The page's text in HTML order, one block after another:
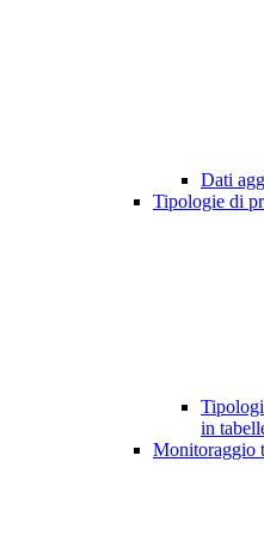
Dati
Tipologie di
in
Monitoraggio